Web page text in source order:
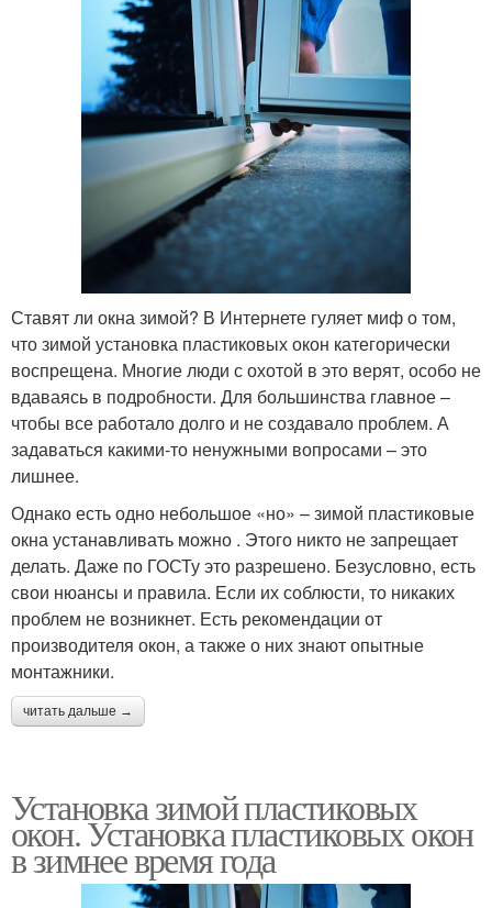
Ставят ли окна зимой? В Интернете гуляет миф о том,
что зимой установка пластиковых окон категорически
воспрещена. Многие люди с охотой в это верят, особо не
вдаваясь в подробности. Для большинства главное –
чтобы все работало долго и не создавало проблем. А
задаваться какими-то ненужными вопросами – это
лишнее.
Однако есть одно небольшое «но» – зимой пластиковые
окна устанавливать можно . Этого никто не запрещает
делать. Даже по ГОСТу это разрешено. Безусловно, есть
свои нюансы и правила. Если их соблюсти, то никаких
проблем не возникнет. Есть рекомендации от
производителя окон, а также о них знают опытные
монтажники.
читать дальше →
Установка зимой пластиковых
окон. Установка пластиковых окон
в зимнее время года